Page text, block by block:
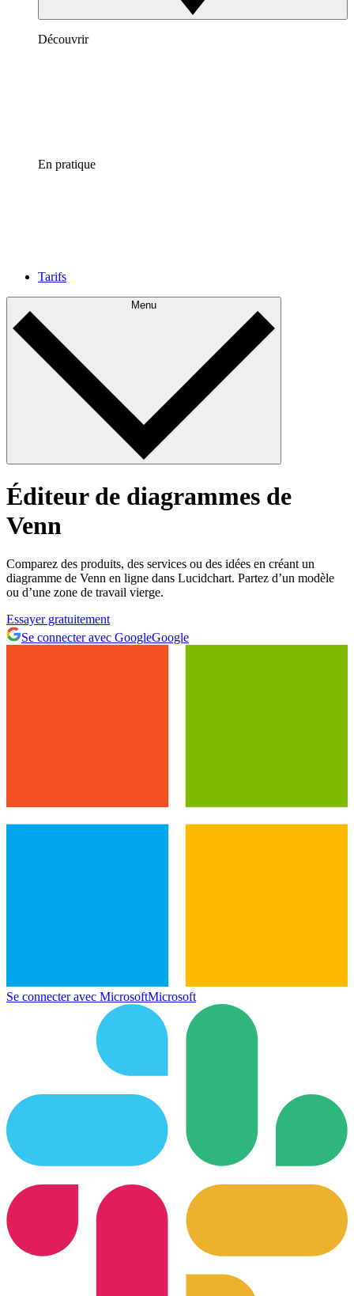
Découvrir
En pratique
Tarifs
Menu
Éditeur de diagrammes de
Venn
Comparez des produits, des services ou des idées en créant un
diagramme de Venn en ligne dans Lucidchart. Partez d’un modèle
ou d’une zone de travail vierge.
Essayer gratuitement
Se connecter avec GoogleGoogle
Se connecter avec MicrosoftMicrosoft